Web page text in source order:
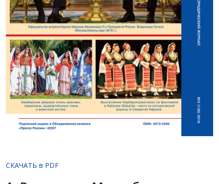
СКАЧАТЬ в PDF